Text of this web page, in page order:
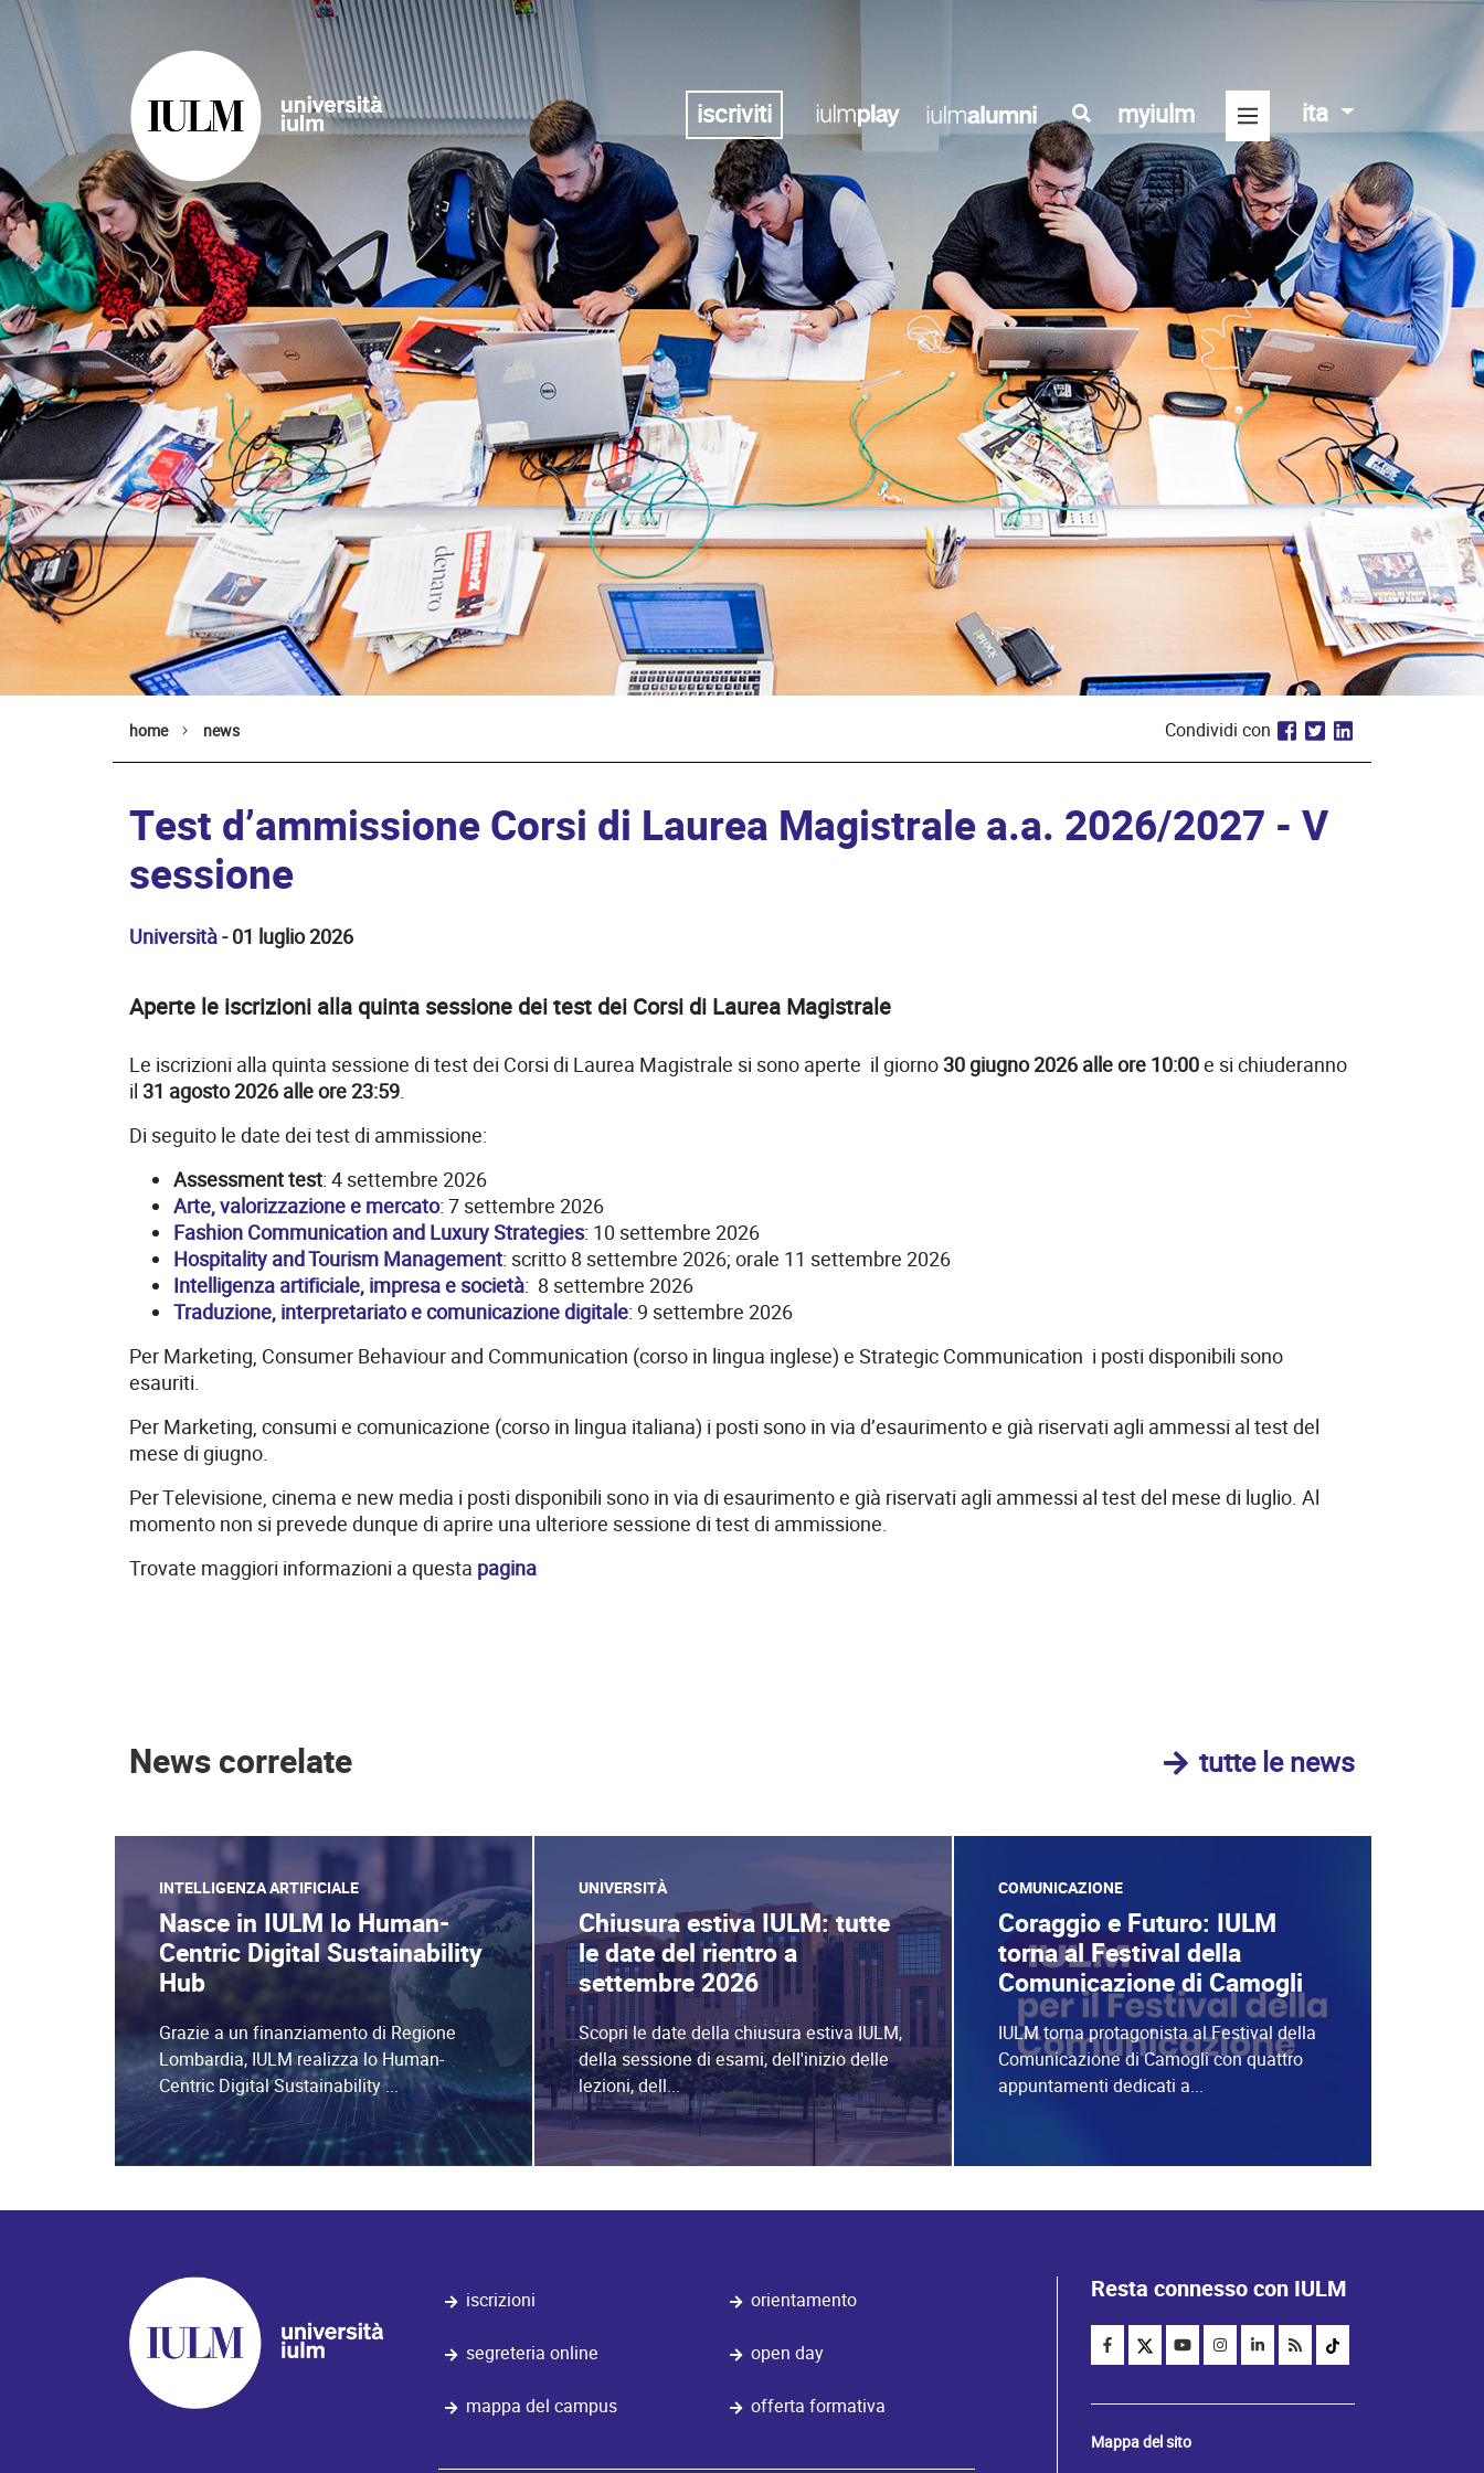
iscriviti myiulm ita
home news Condividi con
Test d’ammissione Corsi di Laurea Magistrale a.a. 2026/2027 - V
sessione
Università- 01 luglio 2026
Aperte le iscrizioni alla quinta sessione dei test dei Corsi di Laurea Magistrale
Le iscrizioni alla quinta sessione di test dei Corsi di Laurea Magistrale si sono aperte il giorno 30 giugno 2026 alle ore 10:00e si chiuderanno
il 31 agosto 2026 alle ore 23:59.
Di seguito le date dei test di ammissione:
Assessment test: 4 settembre 2026
Arte, valorizzazione e mercato: 7 settembre 2026
Fashion Communication and Luxury Strategies: 10 settembre 2026
Hospitality and Tourism Management: scritto 8 settembre 2026; orale 11 settembre 2026
Intelligenza artificiale, impresa e società: 8 settembre 2026
Traduzione, interpretariato e comunicazione digitale: 9 settembre 2026
Per Marketing, Consumer Behaviour and Communication (corso in lingua inglese) e Strategic Communication i posti disponibili sono
esauriti.
Per Marketing, consumi e comunicazione (corso in lingua italiana) i posti sono in via d’esaurimento e già riservati agli ammessi al test del
mese di giugno.
Per Televisione, cinema e new media i posti disponibili sono in via di esaurimento e già riservati agli ammessi al test del mese di luglio. Al
momento non si prevede dunque di aprire una ulteriore sessione di test di ammissione.
Trovate maggiori informazioni a questa pagina
News correlate tutte le news
INTELLIGENZA ARTIFICIALE
Nasce in IULM lo Human-
Centric Digital Sustainability
Hub
Grazie a un finanziamento di Regione
Lombardia, IULM realizza lo Human-
Centric Digital Sustainability ...
UNIVERSITÀ
Chiusura estiva IULM: tutte
le date del rientro a
settembre 2026
Scopri le date della chiusura estiva IULM,
della sessione di esami, dell'inizio delle
lezioni, dell...
COMUNICAZIONE
Coraggio e Futuro: IULM
torna al Festival della
Comunicazione di Camogli
IULM torna protagonista al Festival della
Comunicazione di Camogli con quattro
appuntamenti dedicati a...
iscrizioni
segreteria online
mappa del campus
orientamento
open day
offerta formativa
Resta connesso con IULM
Mappa del sito